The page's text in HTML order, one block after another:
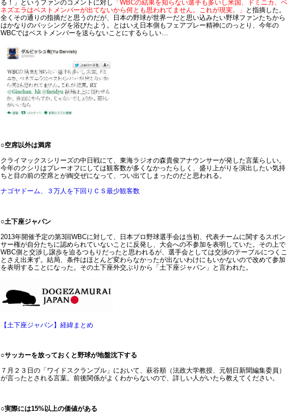
る！」というファンのコメントに対し 「WBCの結果を知らない選手も多いし米国、ドミニカ、ベ
ネズエラはベストメンバーが出てないから何とも思われてません。これが現実。」 と指摘した。
全くその通りの指摘だと思うのだが、日本の野球が世界一だと思い込みたい野球ファンたちから
はかなりのバッシングを浴びたよう。とはいえ日本側もフェアプレー精神にのっとり、今年の
WBCではベストメンバーを送らないことにするらしい…
○空席以外は満席
クライマックスシリーズの中日戦にて、東海ラジオの森貴俊アナウンサーが発した言葉らしい。
今年のクシリはプレーオフにしては観客数が多くなかったらしく、盛り上がりを演出したい気持
ちと目の前の空席とが綯交ぜになって、つい出てしまったのだと思われる。
ナゴヤドーム、３万人を下回りＣＳ最少観客数
○土下座ジャパン
2013年開催予定の第3回WBCに対して、日本プロ野球選手会は当初、代表チームに関するスポン
サー権が自分たちに認められていないことに反発し、大会への不参加を表明していた。その上で
WBC側と交渉し譲歩を迫るつもりだったと思われるが、選手会としては交渉のテーブルにつくこ
とさえ出来ず。結局、条件はほとんど変わらなかったが出ないわけにもいかないので改めて参加
を表明することになった。その土下座外交ぶりから「土下座ジャパン」と言われた。
【土下座ジャパン】経緯まとめ
○サッカーを放っておくと野球が地盤沈下する
７月２３日の「ワイドスクランブル」において、萩谷順（法政大学教授、元朝日新聞編集委員）
が言ったとされる言葉。前後関係がよくわからないので、詳しい人がいたら教えてください。
○実際には15%以上の価値がある